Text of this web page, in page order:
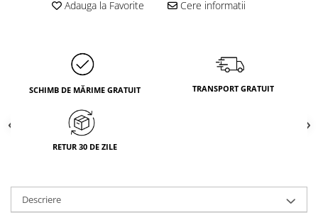
Adauga la Favorite Cere informatii
SCHIMB DE MĂRIME GRATUIT TRANSPORT GRATUIT
RETUR 30 DE ZILE
Descriere